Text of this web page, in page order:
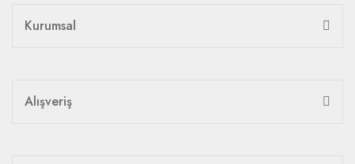
Kurumsal
Alışveriş